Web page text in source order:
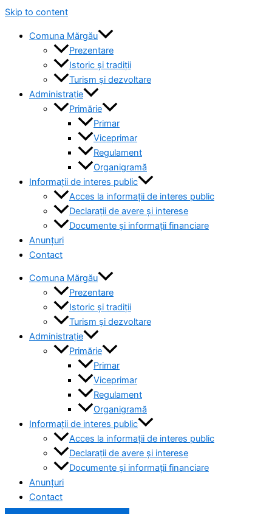
Skip to content
Comuna Mărgău
Prezentare
Istoric și tradiții
Turism și dezvoltare
Administrație
Primărie
Primar
Viceprimar
Regulament
Organigramă
Informații de interes public
Acces la informații de interes public
Declarații de avere și interese
Documente și informații financiare
Anunțuri
Contact
Comuna Mărgău
Prezentare
Istoric și tradiții
Turism și dezvoltare
Administrație
Primărie
Primar
Viceprimar
Regulament
Organigramă
Informații de interes public
Acces la informații de interes public
Declarații de avere și interese
Documente și informații financiare
Anunțuri
Contact